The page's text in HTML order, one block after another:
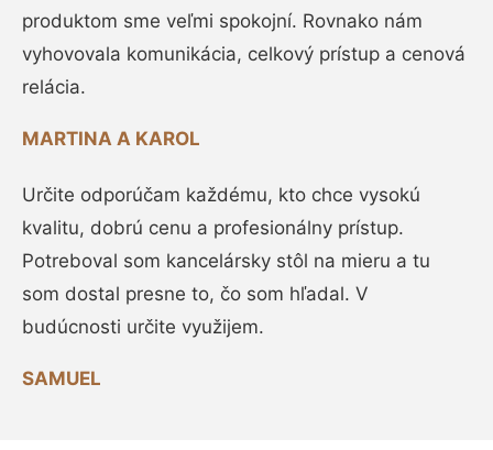
produktom sme veľmi spokojní. Rovnako nám
vyhovovala komunikácia, celkový prístup a cenová
relácia.
MARTINA A KAROL
Určite odporúčam každému, kto chce vysokú
kvalitu, dobrú cenu a profesionálny prístup.
Potreboval som kancelársky stôl na mieru a tu
som dostal presne to, čo som hľadal. V
budúcnosti určite využijem.
SAMUEL